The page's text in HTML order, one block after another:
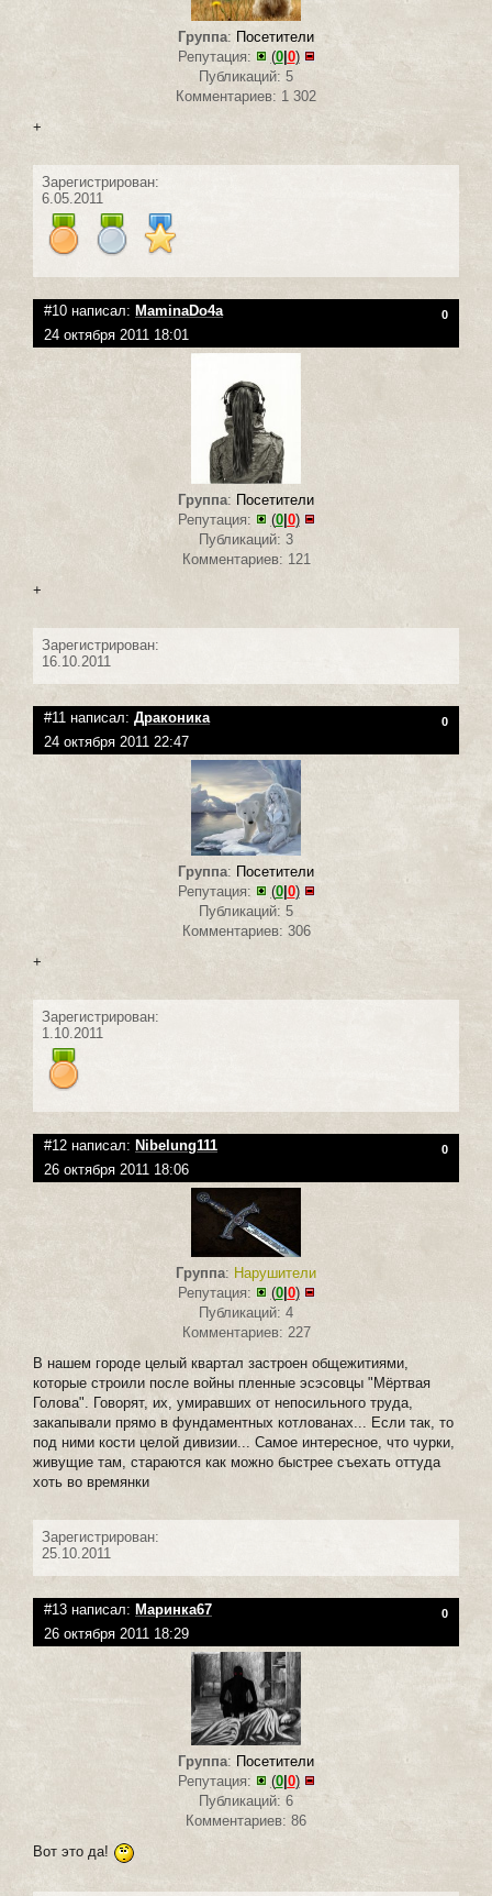
Группа: Посетители
Репутация:
(0| 0)
Публикаций: 5
Комментариев: 1 302
+
Зарегистрирован:
6.05.2011
#10 написал: MaminaDo4a 0
24 октября 2011 18:01
Группа: Посетители
Репутация:
(0| 0)
Публикаций: 3
Комментариев: 121
+
Зарегистрирован:
16.10.2011
#11 написал: Драконика 0
24 октября 2011 22:47
Группа: Посетители
Репутация:
(0| 0)
Публикаций: 5
Комментариев: 306
+
Зарегистрирован:
1.10.2011
#12 написал: Nibelung111 0
26 октября 2011 18:06
Группа: Нарушители
Репутация:
(0| 0)
Публикаций: 4
Комментариев: 227
В нашем городе целый квартал застроен общежитиями,
которые строили после войны пленные эсэсовцы "Мёртвая
Голова". Говорят, их, умиравших от непосильного труда,
закапывали прямо в фундаментных котлованах... Если так, то
под ними кости целой дивизии... Самое интересное, что чурки,
живущие там, стараются как можно быстрее съехать оттуда
хоть во времянки
Зарегистрирован:
25.10.2011
#13 написал: Маринка67 0
26 октября 2011 18:29
Группа: Посетители
Репутация:
(0| 0)
Публикаций: 6
Комментариев: 86
Вот это да!